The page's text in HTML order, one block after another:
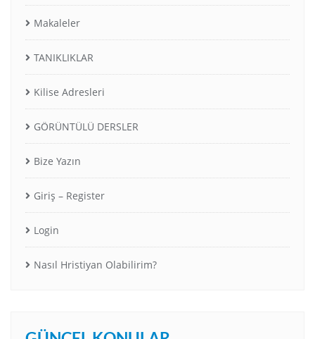
Makaleler
TANIKLIKLAR
Kilise Adresleri
GÖRÜNTÜLÜ DERSLER
Bize Yazın
Giriş – Register
Login
Nasıl Hristiyan Olabilirim?